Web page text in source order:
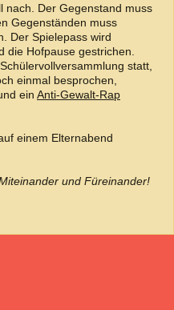
nach. Der Gegenstand muss
Gegenständen muss
Der Spielepass wird
die Hofpause gestrichen.
statt,
einmal besprochen,
ein Anti-Gewalt-Rap
einem Elternabend
und Füreinander!